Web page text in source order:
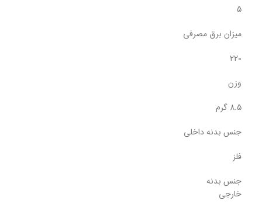
5
میزان برق مصرفی
220
وزن
8.5 گرم
جنس بدنه داخلی
فلز
جنس بدنه
خارجی